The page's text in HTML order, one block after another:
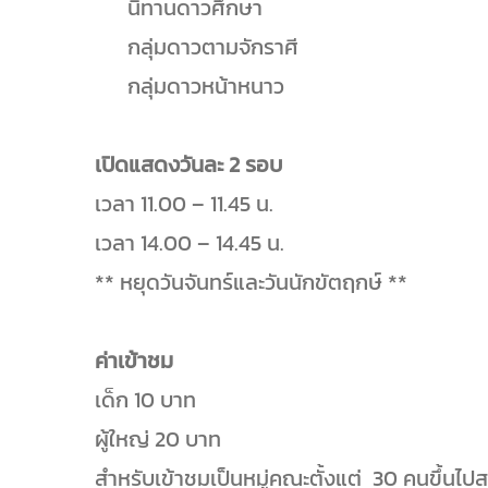
นิทานดาวศึกษา
กลุ่มดาวตามจักราศี
กลุ่มดาวหน้าหนาว
เปิดแสดงวันละ 2 รอบ
เวลา 11.00 – 11.45 น.
เวลา 14.00 – 14.45 น.
** หยุดวันจันทร์และวันนักขัตฤกษ์ **
ค่าเข้าชม
เด็ก 10 บาท
ผู้ใหญ่ 20 บาท
สำหรับเข้าชมเป็นหมู่คณะตั้งแต่ 30 คนขึ้นไป